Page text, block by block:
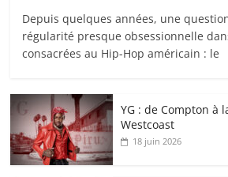
Depuis quelques années, une
régularité presque obsessionnelle
consacrées au Hip-Hop américain : le
YG : de Compton à
Westcoast
18 juin 2026